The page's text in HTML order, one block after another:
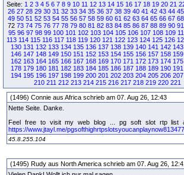
Seite: 1 2 3 4 5 6 7 8 9 10 11 12 13 14 15 16 17 18 19 20 21
26 27 28 29 30 31 32 33 34 35 36 37 38 39 40 41 42 43 44 45
49 50 51 52 53 54 55 56 57 58 59 60 61 62 63 64 65 66 67 68
72 73 74 75 76 77 78 79 80 81 82 83 84 85 86 87 88 89 90 91
95 96 97 98 99 100 101 102 103 104 105 106 107 108 109
113 114 115 116 117 118 119 120 121 122 123 124 125 126
130 131 132 133 134 135 136 137 138 139 140 141 142 143
146 147 148 149 150 151 152 153 154 155 156 157 158 159
162 163 164 165 166 167 168 169 170 171 172 173 174 175
178 179 180 181 182 183 184 185 186 187 188 189 190 191
194 195 196 197 198 199 200 201 202 203 204 205 206 207
210 211 212 213 214 215 216 217 218 219 220 221
(1496) Connie aus Africa schrieb am 07. Aug 26, 12:43
Nette Seite. Danke.
Feel free to visit my web blog ... pg soft slot rtp list
https://www.jtayl.me/pgsofthighrtpslotsyoucanplaynow813477
45.8.255.104
(1495) Rudy aus North America schrieb am 07. Aug 26,